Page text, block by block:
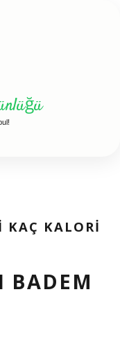
KAÇ KALORI
BADEM